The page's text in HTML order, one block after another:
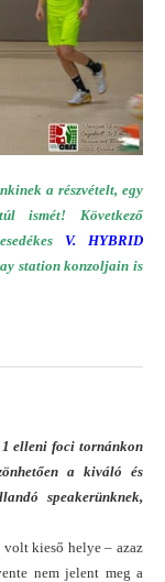
a részvételt, egy
ismét! Következő
V. HYBRID
station konzoljain is
elleni foci tornánkon
a kiváló és
speakerünknek,
volt kieső helye – azaz
nem jelent meg a